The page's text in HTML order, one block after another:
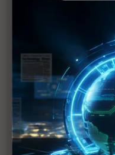
圖表1分鐘：蘋果Tim
科技1分鐘：接棒蘋
科技1分鐘：John
MacBook Neo的幕
Jobs產品魂
被評為「謙遜的大好